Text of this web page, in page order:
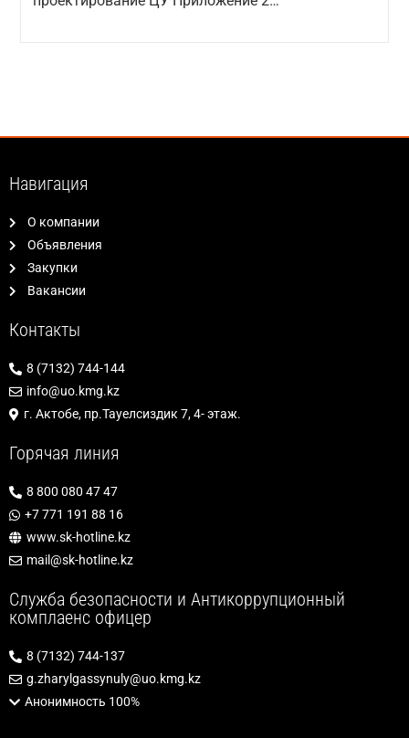
Навигация
О компании
Объявления
Закупки
Вакансии
Контакты
8 (7132) 744-144
info@uo.kmg.kz
г. Актобе, пр.Тауелсиздик 7, 4- этаж.
Горячая линия
8 800 080 47 47
+7 771 191 88 16
www.sk-hotline.kz
mail@sk-hotline.kz
Служба безопасности и Антикоррупционный
комплаенс офицер
8 (7132) 744-137
g.zharylgassynuly@uo.kmg.kz
Анонимность 100%